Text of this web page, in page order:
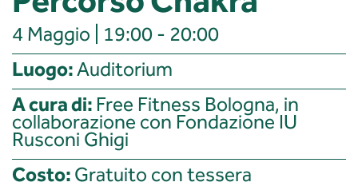
4 Maggio | 19:00 - 20:00
Luogo:Auditorium
A cura di: Free Fitness Bologna, in
collaborazione con Fondazione IU
Rusconi Ghigi
Costo:Gratuito con tessera